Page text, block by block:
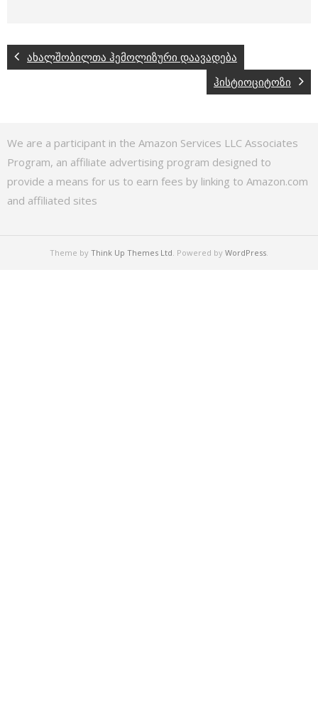
ახალშობილთა ჰემოლიზური დაავადება
ჰისტიოციტოზი
We are a participant in the Amazon Services LLC Associates
Program, an affiliate advertising program designed to
provide a means for us to earn fees by linking to Amazon.com
and affiliated sites
Theme by Think Up Themes Ltd . Powered by WordPress